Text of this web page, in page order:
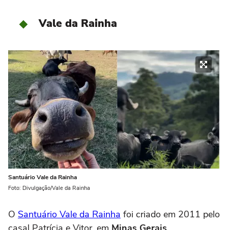
Vale da Rainha
Santuário Vale da Rainha
Foto: Divulgação/Vale da Rainha
O Santuário Vale da Rainha foi criado em 2011 pelo